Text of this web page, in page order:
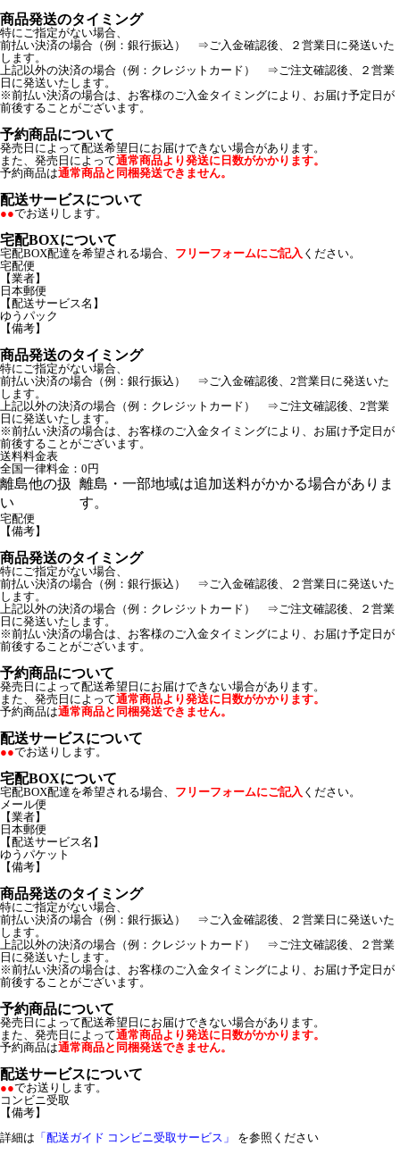
商品発送のタイミング
特にご指定がない場合、
前払い決済の場合（例：銀行振込） ⇒ご入金確認後、２営業日に発送いた
します。
上記以外の決済の場合（例：クレジットカード） ⇒ご注文確認後、２営業
日に発送いたします。
※前払い決済の場合は、お客様のご入金タイミングにより、お届け予定日が
前後することがございます。
予約商品について
発売日によって配送希望日にお届けできない場合があります。
また、発売日によって通常商品より発送に日数がかかります。
予約商品は通常商品と同梱発送できません。
配送サービスについて
●●でお送りします。
宅配BOXについて
宅配BOX配達を希望される場合、 フリーフォームにご記入 ください。
宅配便
【業者】
日本郵便
【配送サービス名】
ゆうパック
【備考】
商品発送のタイミング
特にご指定がない場合、
前払い決済の場合（例：銀行振込） ⇒ご入金確認後、2営業日に発送いた
します。
上記以外の決済の場合（例：クレジットカード） ⇒ご注文確認後、2営業
日に発送いたします。
※前払い決済の場合は、お客様のご入金タイミングにより、お届け予定日が
前後することがございます。
送料料金表
全国一律料金：0円
離島他の扱
い
離島・一部地域は追加送料がかかる場合がありま
す。
宅配便
【備考】
商品発送のタイミング
特にご指定がない場合、
前払い決済の場合（例：銀行振込） ⇒ご入金確認後、２営業日に発送いた
します。
上記以外の決済の場合（例：クレジットカード） ⇒ご注文確認後、２営業
日に発送いたします。
※前払い決済の場合は、お客様のご入金タイミングにより、お届け予定日が
前後することがございます。
予約商品について
発売日によって配送希望日にお届けできない場合があります。
また、発売日によって通常商品より発送に日数がかかります。
予約商品は通常商品と同梱発送できません。
配送サービスについて
●●でお送りします。
宅配BOXについて
宅配BOX配達を希望される場合、 フリーフォームにご記入 ください。
メール便
【業者】
日本郵便
【配送サービス名】
ゆうパケット
【備考】
商品発送のタイミング
特にご指定がない場合、
前払い決済の場合（例：銀行振込） ⇒ご入金確認後、２営業日に発送いた
します。
上記以外の決済の場合（例：クレジットカード） ⇒ご注文確認後、２営業
日に発送いたします。
※前払い決済の場合は、お客様のご入金タイミングにより、お届け予定日が
前後することがございます。
予約商品について
発売日によって配送希望日にお届けできない場合があります。
また、発売日によって通常商品より発送に日数がかかります。
予約商品は通常商品と同梱発送できません。
配送サービスについて
●●でお送りします。
コンビニ受取
【備考】
詳細は 「配送ガイド コンビニ受取サービス」 を参照ください